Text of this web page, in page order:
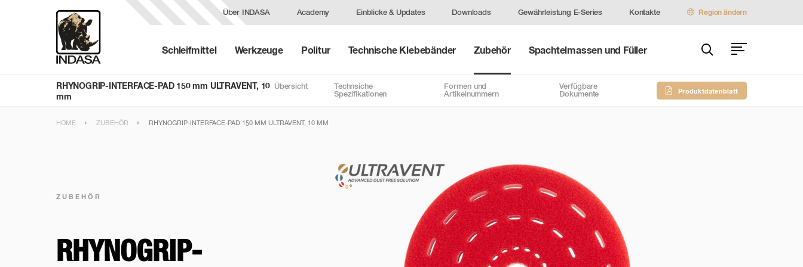
Über INDASA Academy Einblicke & Updates Downloads Gewährleistung E-Series Kontakte Region ändern
Schleifmittel Werkzeuge Politur Technische Klebebänder Zubehör Spachtelmassen und Füller
RHYNOGRIP-INTERFACE-PAD 150 mm ULTRAVENT, 10
mm
Übersicht
Technsiche
Spezifikationen
Formen und
Artikelnummern
Verfügbare
Dokumente
Produktdatenblatt
HOME ZUBEHÖR RHYNOGRIP-INTERFACE-PAD 150 MM ULTRAVENT, 10 MM
ZUBEHÖR
RHYNOGRIP-